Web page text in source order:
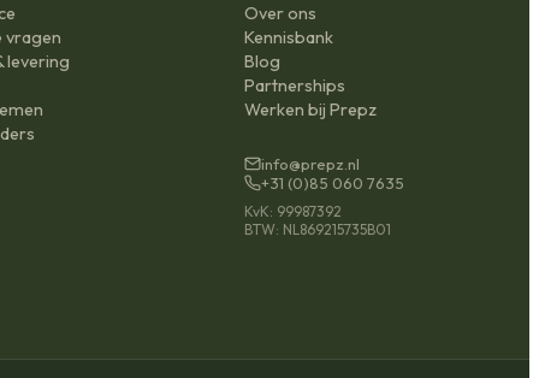
vragen
levering
Over ons
Kennisbank
Blog
Partnerships
Werken bij Prepz
info@prepz.nl
+31 (0)85 060 7635
KvK: 99987392
BTW: NL869215735B01